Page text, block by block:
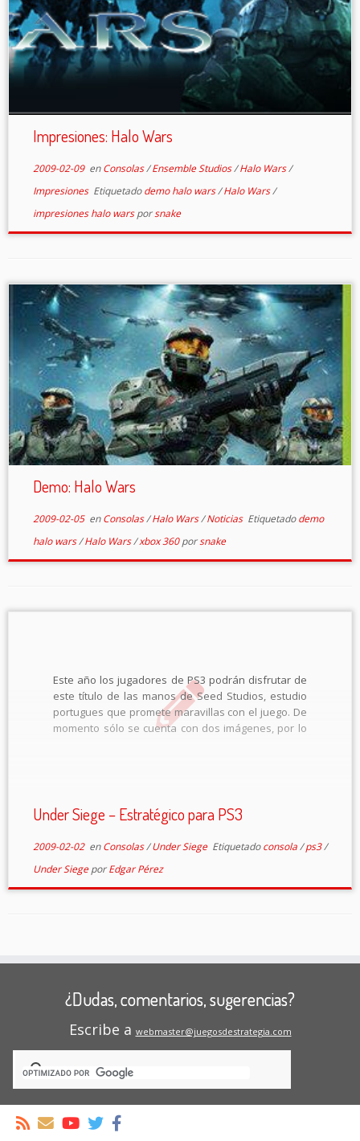
Impresiones: Halo Wars
2009-02-09enConsolas/Ensemble Studios/Halo Wars/
Impresiones Etiquetadodemo halo wars/Halo Wars/
impresiones halo warsporsnake
Demo: Halo Wars
2009-02-05enConsolas/Halo Wars/Noticias Etiquetadodemo
halo wars/Halo Wars/xbox 360porsnake
Este año los jugadores de PS3 podrán disfrutar de
este título de las manos de Seed Studios, estudio
portugues que promete maravillas con el juego. De
momento sólo se cuenta con dos imágenes, por lo
Under Siege – Estratégico para PS3
2009-02-02enConsolas/Under Siege Etiquetadoconsola/ps3/
Under SiegeporEdgar Pérez
¿Dudas, comentarios, sugerencias?
Escribe a webmaster@juegosdestrategia.com